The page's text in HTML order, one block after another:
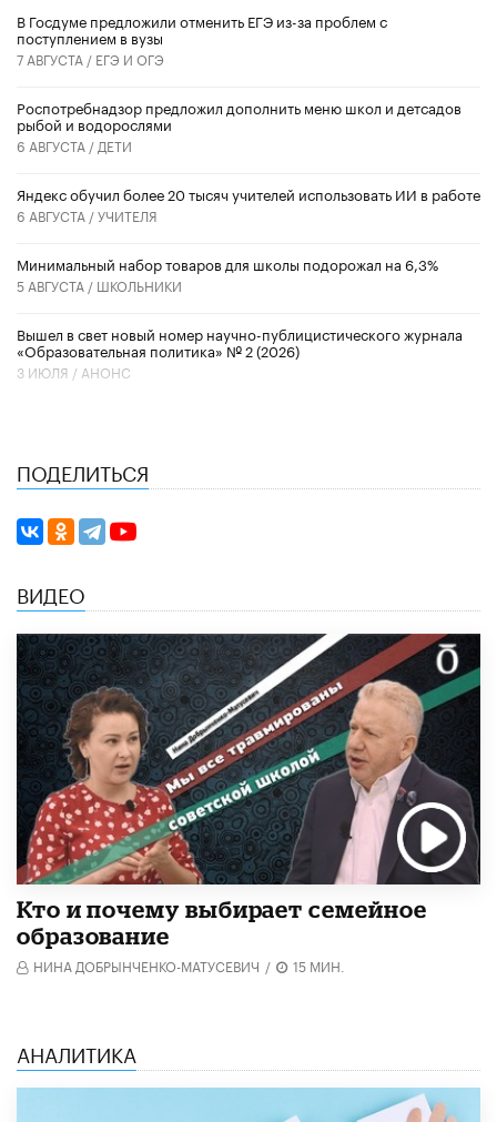
В Госдуме предложили отменить ЕГЭ из-за проблем с
поступлением в вузы
7 АВГУСТА / ЕГЭ И ОГЭ
Роспотребнадзор предложил дополнить меню школ и детсадов
рыбой и водорослями
6 АВГУСТА / ДЕТИ
​Яндекс обучил более 20 тысяч учителей использовать ИИ в работе
6 АВГУСТА /УЧИТЕЛЯ
Минимальный набор товаров для школы подорожал на 6,3%
5 АВГУСТА / ШКОЛЬНИКИ
Вышел в свет новый номер научно-публицистического журнала
«Образовательная политика» № 2 (2026)
3 ИЮЛЯ / АНОНС
ПОДЕЛИТЬСЯ
ВИДЕО
Кто и почему выбирает семейное
образование
НИНА ДОБРЫНЧЕНКО-МАТУСЕВИЧ / 15 МИН.
АНАЛИТИКА